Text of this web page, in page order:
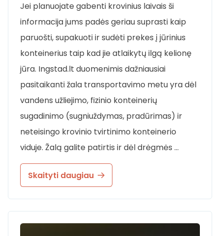
Jei planuojate gabenti krovinius laivais ši
informacija jums padės geriau suprasti kaip
paruošti, supakuoti ir sudėti prekes į jūrinius
konteinerius taip kad jie atlaikytų ilgą kelionę
jūra. Ingstad.lt duomenimis dažniausiai
pasitaikanti žala transportavimo metu yra dėl
vandens užliejimo, fizinio konteinerių
sugadinimo (sugniuždymas, pradūrimas) ir
neteisingo krovinio tvirtinimo konteinerio
viduje. Žalą galite patirtis ir dėl drėgmės …
Skaityti daugiau